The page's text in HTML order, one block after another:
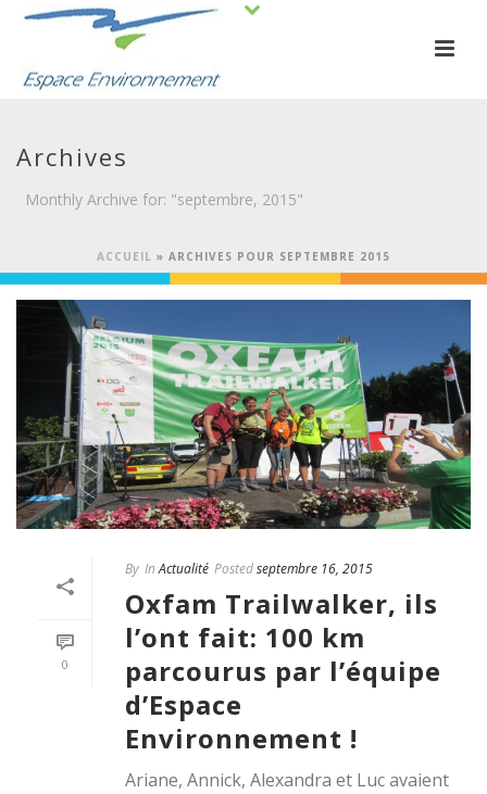
Archives
Monthly Archive for: "septembre, 2015"
ACCUEIL » ARCHIVES POUR SEPTEMBRE 2015
0
By In Actualité Postedseptembre 16, 2015
Oxfam Trailwalker, ils
l’ont fait: 100 km
parcourus par l’équipe
d’Espace
Environnement !
Ariane, Annick, Alexandra et Luc avaient